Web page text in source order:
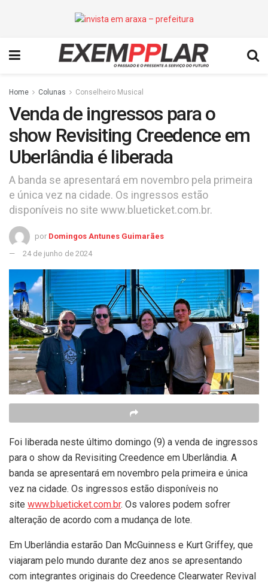
Home Colunas Conselheiro Musical
Venda de ingressos para o
show Revisiting Creedence em
Uberlândia é liberada
A banda se apresentará em novembro pela primeira
e única vez na cidade. Os ingressos estão
disponíveis no site www.blueticket.com.br.
por Domingos Antunes Guimarães
24 de junho de 2024
Foi liberada neste último domingo (9) a venda de ingressos
para o show da Revisiting Creedence em Uberlândia. A
banda se apresentará em novembro pela primeira e única
vez na cidade. Os ingressos estão disponíveis no
site www.blueticket.com.br. Os valores podem sofrer
alteração de acordo com a mudança de lote.
Em Uberlândia estarão Dan McGuinness e Kurt Griffey, que
viajaram pelo mundo durante dez anos se apresentando
com integrantes originais do Creedence Clearwater Revival